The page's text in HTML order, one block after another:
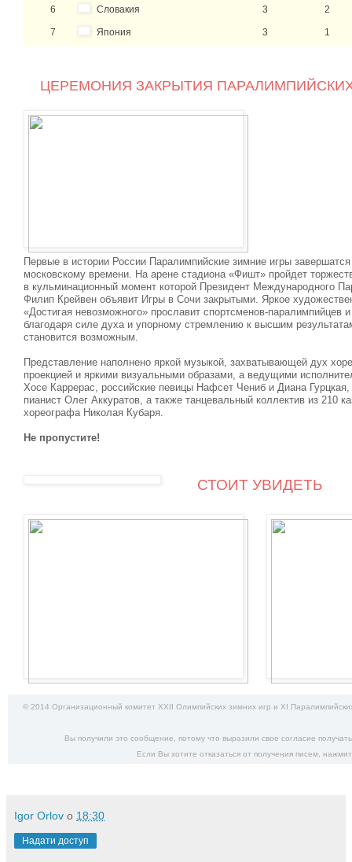
6 Словакия 3 2
7 Япония 3 1
ЦЕРЕМОНИЯ ЗАКРЫТИЯ ПАРАЛИМПИЙСКИХ
Первые в истории России Паралимпийские зимние игры
московскому времени. На арене стадиона «Фишт» пройдет
в кульминационный момент которой Президент Международного
Филип Крейвен объявит Игры в Сочи закрытыми. Яркое
«Достигая невозможного» прославит спортсменов-паралимпийцев
благодаря силе духа и упорному стремлению к высшим
становится возможным.
Представление наполнено яркой музыкой, захватывающей дух
проекцией и яркими визуальными образами, а ведущими
Хосе Каррерас, российские певицы Нафсет Чениб и Диана
пианист Олег Аккуратов, а также танцевальный коллектив из 210
хореографа Николая Кубаря.
Не пропустите!
СТОИТ УВИДЕТЬ
© 2014 Организационный комитет XXII Олимпийских зимних игр и XI
Вы получили это сообщение, потому что выразили свое согласие
Если Вы хотите отказаться от получения писем,
Igor Orlov о 18:30
Надати доступ